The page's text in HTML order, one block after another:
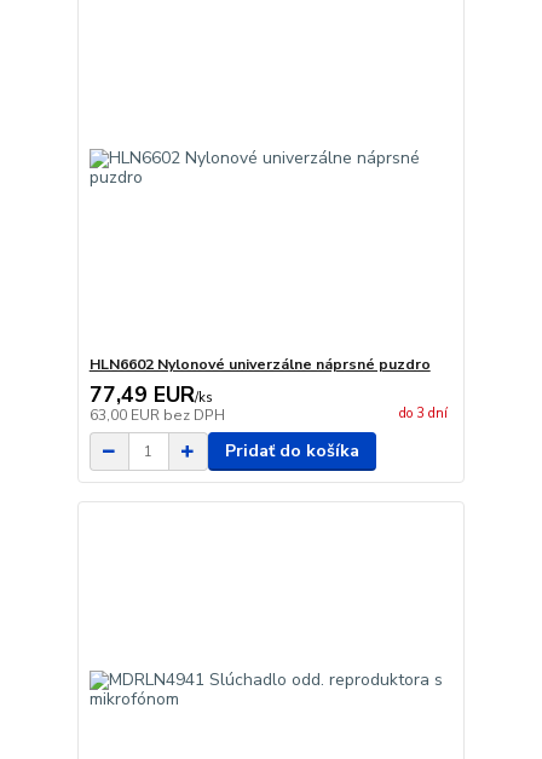
HLN6602 Nylonové univerzálne náprsné puzdro
77,49 EUR/ks
63,00 EUR bez DPH do 3 dní
Pridať do košíka